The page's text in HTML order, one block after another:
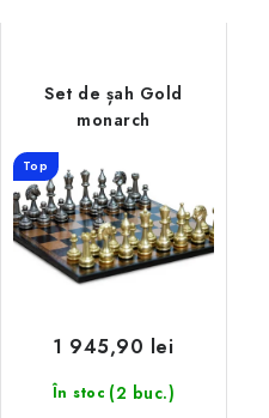
Set de șah Gold
monarch
Top
În stoc (2 buc.)
1 945,90 lei